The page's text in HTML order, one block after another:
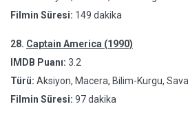
Filmin Süresi: 149 dakika
28. Captain America (1990)
IMDB Puanı: 3.2
Türü: Aksiyon, Macera, Bilim-Kurgu,
Filmin Süresi: 97 dakika